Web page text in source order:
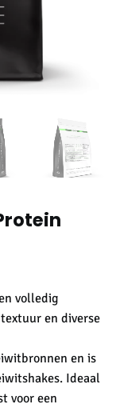
volledig
en diverse
en is
Ideaal
voor een